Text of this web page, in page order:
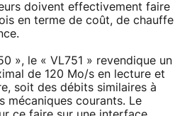
doivent effectivement faire
en terme de coût, de chauffe
», le « VL751 » revendique un
de 120 Mo/s en lecture et
soit des débits similaires à
mécaniques courants. Le